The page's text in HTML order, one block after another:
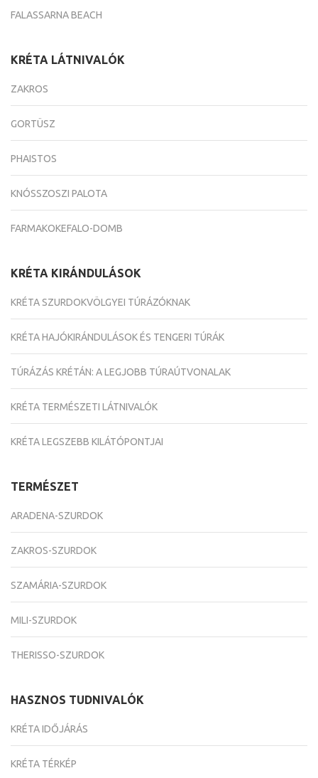
FALASSARNA BEACH
KRÉTA LÁTNIVALÓK
ZAKROS
GORTÜSZ
PHAISTOS
KNÓSSZOSZI PALOTA
FARMAKOKEFALO-DOMB
KRÉTA KIRÁNDULÁSOK
KRÉTA SZURDOKVÖLGYEI TÚRÁZÓKNAK
KRÉTA HAJÓKIRÁNDULÁSOK ÉS TENGERI TÚRÁK
TÚRÁZÁS KRÉTÁN: A LEGJOBB TÚRAÚTVONALAK
KRÉTA TERMÉSZETI LÁTNIVALÓK
KRÉTA LEGSZEBB KILÁTÓPONTJAI
TERMÉSZET
ARADENA-SZURDOK
ZAKROS-SZURDOK
SZAMÁRIA-SZURDOK
MILI-SZURDOK
THERISSO-SZURDOK
HASZNOS TUDNIVALÓK
KRÉTA IDŐJÁRÁS
KRÉTA TÉRKÉP